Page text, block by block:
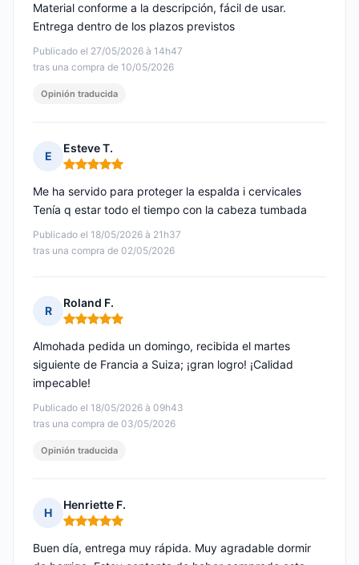
Publicado el 27/05/2026 à 14h47
tras una compra de 10/05/2026
Material conforme a la descripción, fácil de usar.
Entrega dentro de los plazos previstos
Opinión traducida
E
Esteve T.
Nota: 5 de 5
Publicado el 18/05/2026 à 21h37
tras una compra de 02/05/2026
Me ha servido para proteger la espalda i cervicales
Tenía q estar todo el tiempo con la cabeza tumbada
R
Roland F.
Nota: 5 de 5
Publicado el 18/05/2026 à 09h43
tras una compra de 03/05/2026
Almohada pedida un domingo, recibida el martes
siguiente de Francia a Suiza; ¡gran logro! ¡Calidad
impecable!
Opinión traducida
H
Henriette F.
Nota: 5 de 5
Buen día, entrega muy rápida. Muy agradable dormir